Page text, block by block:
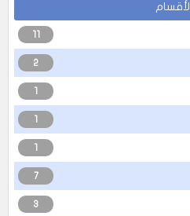
الأقسام
11
2
1
1
1
7
3